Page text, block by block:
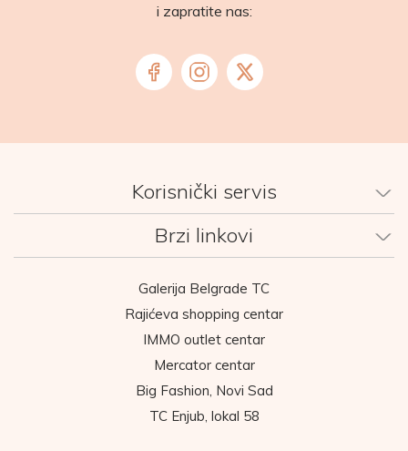
i zapratite nas:
Korisnički servis
Brzi linkovi
Galerija Belgrade TC
Rajićeva shopping centar
IMMO outlet centar
Mercator centar
Big Fashion, Novi Sad
TC Enjub, lokal 58